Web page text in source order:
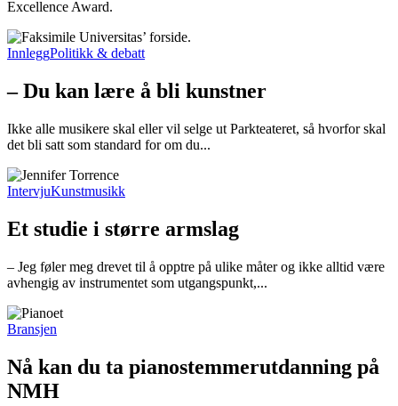
Excellence Award.
InnleggPolitikk & debatt
– Du kan lære å bli kunstner
Ikke alle musikere skal eller vil selge ut Parkteateret, så hvorfor skal
det bli satt som standard for om du...
IntervjuKunstmusikk
Et studie i større armslag
– Jeg føler meg drevet til å opptre på ulike måter og ikke alltid være
avhengig av instrumentet som utgangspunkt,...
Bransjen
Nå kan du ta pianostemmerutdanning på
NMH